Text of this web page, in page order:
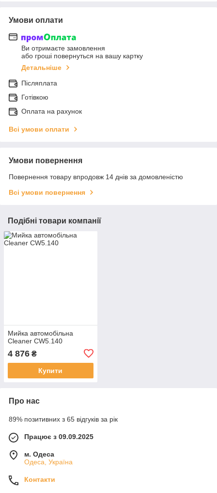
Умови оплати
Ви отримаєте замовлення
або гроші повернуться на вашу картку
Детальніше
Післяплата
Готівкою
Оплата на рахунок
Всі умови оплати
Умови повернення
Повернення товару впродовж 14 днів за домовленістю
Всі умови повернення
Подібні товари компанії
Мийка автомобільна
Cleaner CW5.140
4 876 ₴
Купити
Про нас
89% позитивних з 65 відгуків за рік
Працює з 09.09.2025
м. Одеса
Одеса, Україна
Контакти